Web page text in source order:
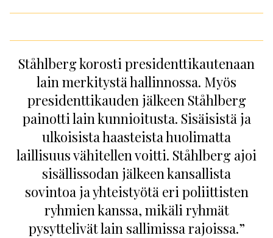
Ståhlberg korosti presidenttikautenaan
lain merkitystä hallinnossa. Myös
presidenttikauden jälkeen Ståhlberg
painotti lain kunnioitusta. Sisäisistä ja
ulkoisista haasteista huolimatta
laillisuus vähitellen voitti. Ståhlberg ajoi
sisällissodan jälkeen kansallista
sovintoa ja yhteistyötä eri poliittisten
ryhmien kanssa, mikäli ryhmät
pysyttelivät lain sallimissa rajoissa.”